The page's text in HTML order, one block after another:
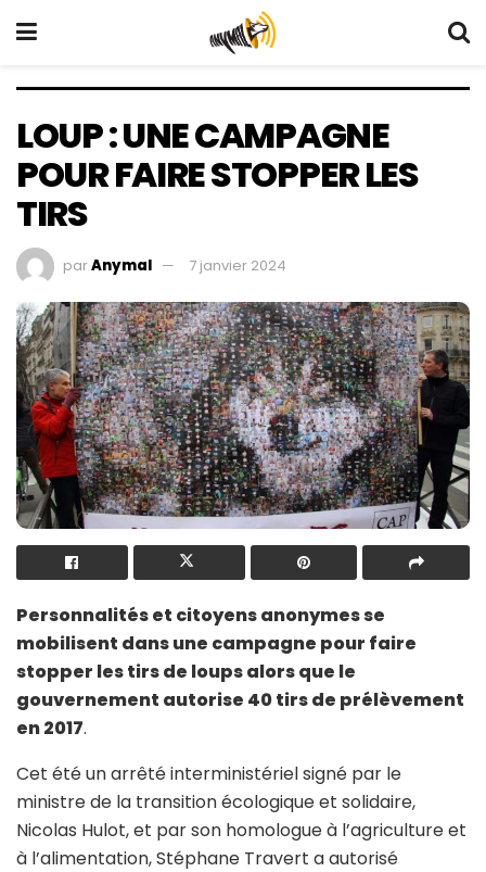
LOUP : UNE CAMPAGNE
POUR FAIRE STOPPER LES
TIRS
parAnymal 7 janvier 2024
Personnalités et citoyens anonymes se
mobilisent dans une campagne pour faire
stopper les tirs de loups alors que le
gouvernement autorise 40 tirs de prélèvement
en 2017.
Cet été un arrêté interministériel signé par le
ministre de la transition écologique et solidaire,
Nicolas Hulot, et par son homologue à l’agriculture et
à l’alimentation, Stéphane Travert a autorisé